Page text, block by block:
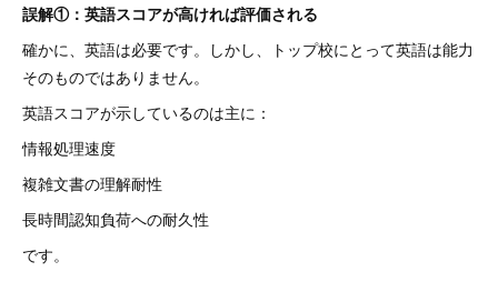
誤解①：英語スコアが高ければ評価される
確かに、英語は必要です。しかし、トップ校にとって英語は能力
そのものではありません。
英語スコアが示しているのは主に：
情報処理速度
複雑文書の理解耐性
長時間認知負荷への耐久性
です。